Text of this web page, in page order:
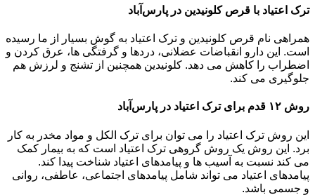
ترک اعتیاد با قرص کلونیدین در پارس‌آباد
همراهی نام قرص کلونیدین و ترک اعتیاد به گوش بسیار از ما رسیده
است. این دارو انقباضات عضلانی، دردها و گرفتگی ها، عرق کردن و
اضطراب را کاهش می دهد. کلونیدین همچنین از تشنج و لرزش هم
جلوگیری می کند.
روش ۱۲ قدم برای ترک اعتیاد در پارس‌آباد
این روش ترک اعتیاد را می توان برای ترک الکل و مواد مخدر به کار
برد. این روش یک روش گروهی ترک اعتیاد است که به بیمار کمک
می کند نسبت به آسیب ها و پیامدهای اعتیاد شناخت پیدا کند.
پیامدهای اعتیاد می تواند شامل پیامدهای اجتماعی، عاطفی، روانی
و جسمی باشد.